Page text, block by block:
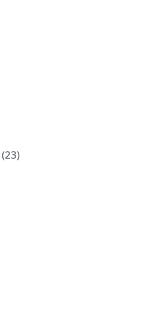
(23)